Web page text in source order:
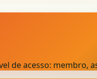
de acesso: membro,